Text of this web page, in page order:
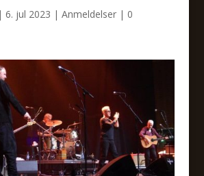
| 6. jul 2023 | Anmeldelser| 0